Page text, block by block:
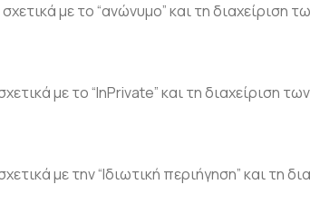
με το “ανώνυμο” και τη διαχείριση
με το “InPrivate” και τη διαχείριση
με την “Ιδιωτική περιήγηση” και τη